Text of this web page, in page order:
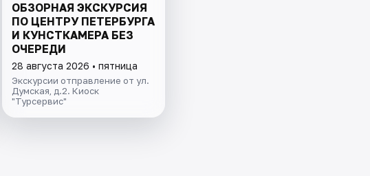
ОБЗОРНАЯ ЭКСКУРСИЯ
ПО ЦЕНТРУ ПЕТЕРБУРГА
И КУНСТКАМЕРА БЕЗ
ОЧЕРЕДИ
28 августа 2026 • пятница
Экскурсии отправление от ул.
Думская, д.2. Киоск
"Турсервис"